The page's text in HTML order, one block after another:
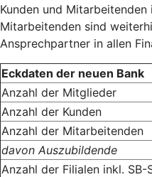
Kunden und Mitarbeitenden
Mitarbeitenden sind
Ansprechpartner in allen
Eckdaten der neuen Bank
Anzahl der Mitglieder
Anzahl der Kunden
Anzahl der Mitarbeitenden
davon Auszubildende
Anzahl der Filialen inkl.